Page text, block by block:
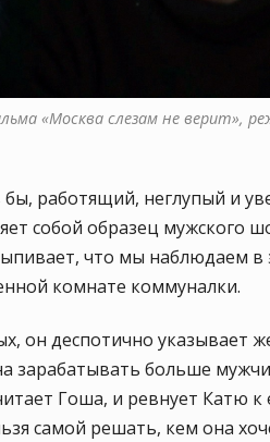
«Москва слезам не верит»,
бы, работящий, неглупый и
собой образец мужского
что мы наблюдаем в
комнате коммуналки.
он деспотично указывает
зарабатывать больше
Гоша, и ревнует Катю
самой решать, кем она